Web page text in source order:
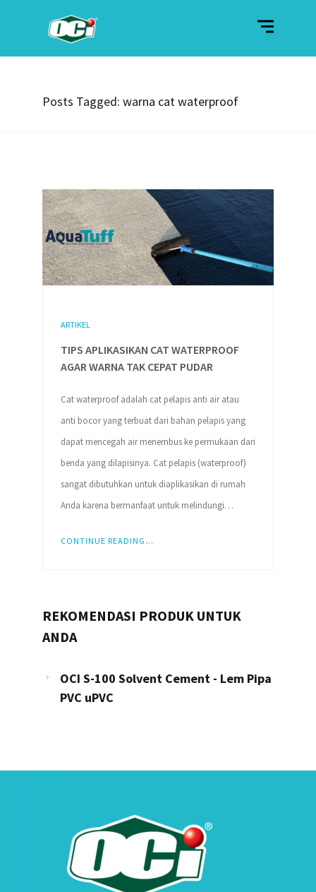
Posts Tagged: warna cat waterproof
ARTIKEL
TIPS APLIKASIKAN CAT WATERPROOF
AGAR WARNA TAK CEPAT PUDAR
Cat waterproof adalah cat pelapis anti air atau
anti bocor yang terbuat dari bahan pelapis yang
dapat mencegah air menembus ke permukaan dari
benda yang dilapisinya. Cat pelapis (waterproof)
sangat dibutuhkan untuk diaplikasikan di rumah
Anda karena bermanfaat untuk melindungi…
CONTINUE READING...
REKOMENDASI PRODUK UNTUK
ANDA
OCI S-100 Solvent Cement - Lem Pipa
PVC uPVC